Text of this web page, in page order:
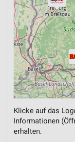
Klicke auf das
Informationen
erhalten.